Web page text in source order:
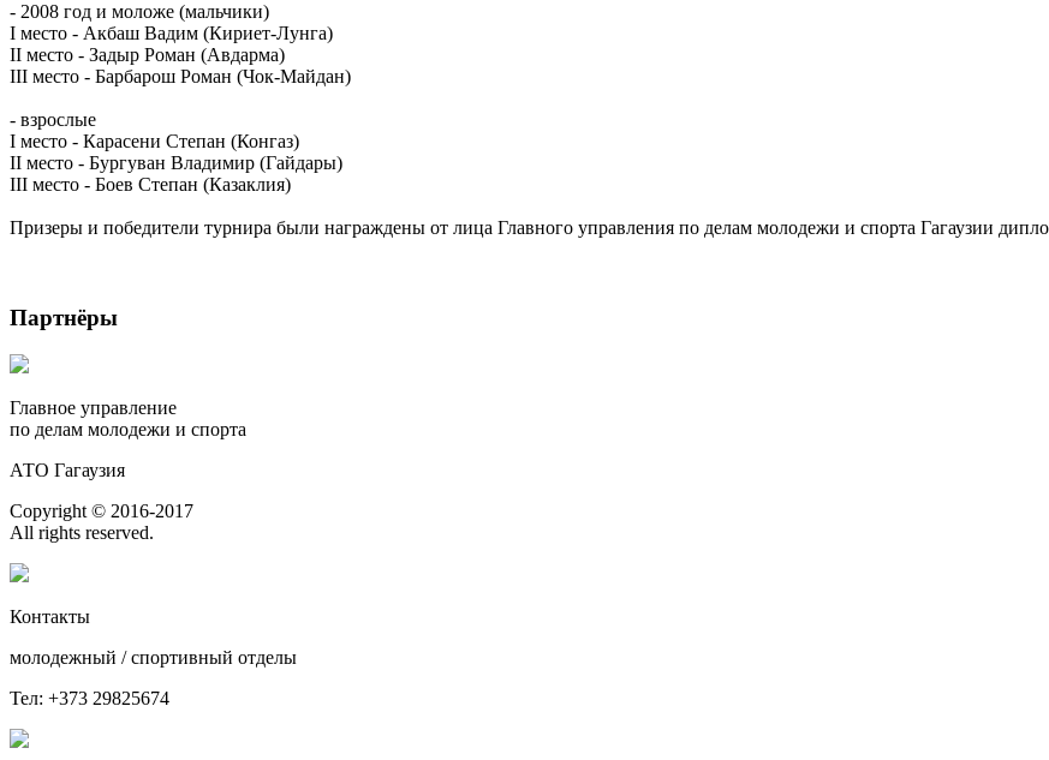
- 2008 год и моложе (мальчики)
I место - Акбаш Вадим (Кириет-Лунга)
II место - Задыр Роман (Авдарма)
III место - Барбарош Роман (Чок-Майдан)
- взрослые
I место - Карасени Степан (Конгаз)
II место - Бургуван Владимир (Гайдары)
III место - Боев Степан (Казаклия)
Призеры и победители турнира были награждены от лица Главного управления по делам молодежи и спорта Гагаузии
Партнёры
Главное управление
по делам молодежи и спорта
АТО Гагаузия
Copyright © 2016-2017
All rights reserved.
Контакты
молодежный / спортивный отделы
Тел: +373 29825674